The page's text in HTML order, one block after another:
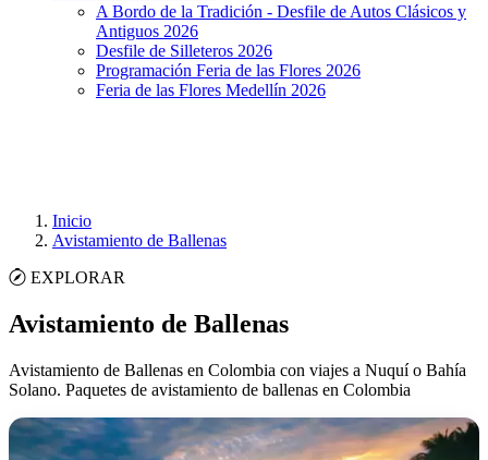
A Bordo de la Tradición - Desfile de Autos Clásicos y
Antiguos 2026
Desfile de Silleteros 2026
Programación Feria de las Flores 2026
Feria de las Flores Medellín 2026
Inicio
Avistamiento de Ballenas
EXPLORAR
Avistamiento de Ballenas
Avistamiento de Ballenas en Colombia con viajes a Nuquí o Bahía
Solano. Paquetes de avistamiento de ballenas en Colombia